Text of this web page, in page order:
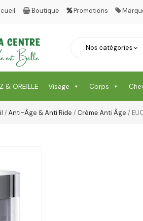
Boutique Promotions
& OREILLE Visage Corps
/Anti-Âge & Anti Ride /Crème Anti Âge /